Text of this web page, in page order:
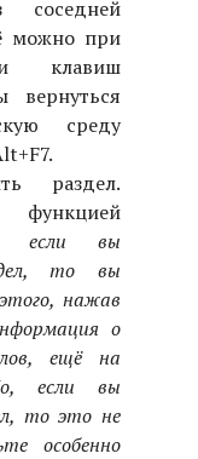
можно при
клавиш
вернуться
среду
раздел.
если вы
то вы
нажав
о
ещё на
если вы
то это не
особенно